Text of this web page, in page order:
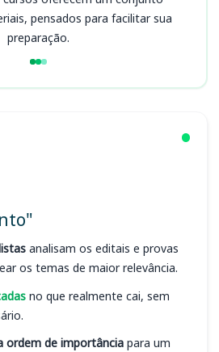
pensados para facilitar sua
preparação.
analisam os editais e provas
os temas de maior relevância.
no que realmente cai, sem
ordem de importância para um